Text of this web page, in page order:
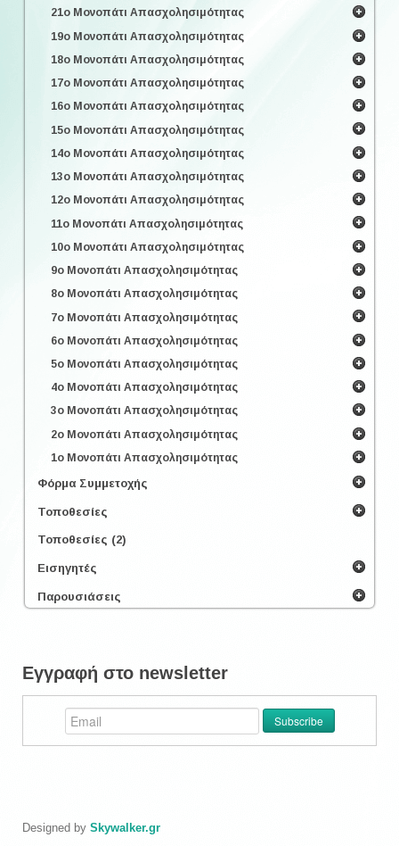
21ο Μονοπάτι Απασχολησιμότητας
19ο Μονοπάτι Απασχολησιμότητας
18ο Μονοπάτι Απασχολησιμότητας
17ο Μονοπάτι Απασχολησιμότητας
16ο Μονοπάτι Απασχολησιμότητας
15ο Μονοπάτι Απασχολησιμότητας
14ο Μονοπάτι Απασχολησιμότητας
13ο Μονοπάτι Απασχολησιμότητας
12ο Μονοπάτι Απασχολησιμότητας
11ο Μονοπάτι Απασχολησιμότητας
10ο Μονοπάτι Απασχολησιμότητας
9ο Μονοπάτι Απασχολησιμότητας
8ο Μονοπάτι Απασχολησιμότητας
7ο Μονοπάτι Απασχολησιμότητας
6ο Μονοπάτι Απασχολησιμότητας
5ο Μονοπάτι Απασχολησιμότητας
4ο Μονοπάτι Απασχολησιμότητας
3ο Μονοπάτι Απασχολησιμότητας
2ο Μονοπάτι Απασχολησιμότητας
1ο Μονοπάτι Απασχολησιμότητας
Φόρμα Συμμετοχής
Τοποθεσίες
Τοποθεσίες (2)
Εισηγητές
Παρουσιάσεις
Εγγραφή στο newsletter
Designed by Skywalker.gr